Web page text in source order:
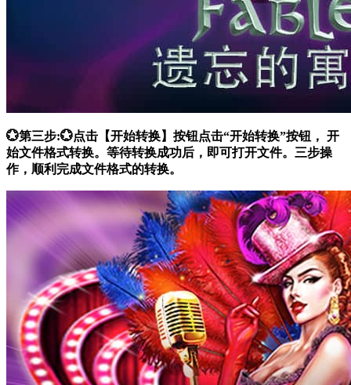
💮第三步:💮点击【开始转换】按钮点击“开始转换”按钮， 开
始文件格式转换。等待转换成功后，即可打开文件。三步操
作，顺利完成文件格式的转换。